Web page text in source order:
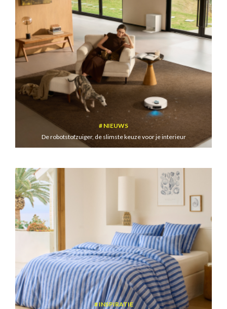
NIEUWS
De robotstofzuiger, de slimste keuze voor je interieur
INSPIRATIE